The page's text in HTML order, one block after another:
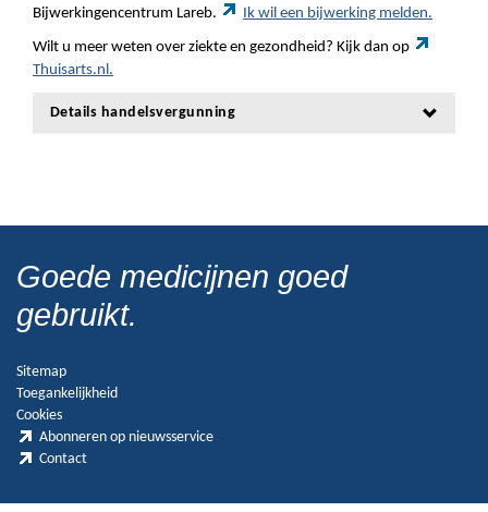
Bijwerkingencentrum Lareb.
Ik wil een bijwerking melden.
Wilt u meer weten over ziekte en gezondheid? Kijk dan op
Thuisarts.nl.
Details handelsvergunning
Goede medicijnen goed
gebruikt.
Sitemap
Toegankelijkheid
Cookies
Abonneren op nieuwsservice
Contact